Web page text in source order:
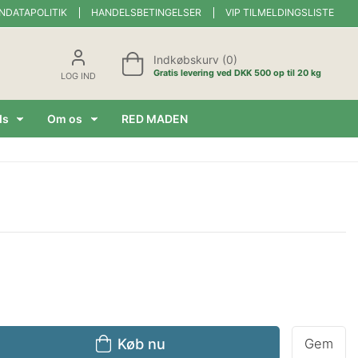
HANDELSBETINGELSER VIP TILMELDINGSLISTE
LOG IND
Indkøbskurv (0)
Gratis levering ved DKK 500 op til 20 kg
Om os RED MADEN
Køb nu Gem